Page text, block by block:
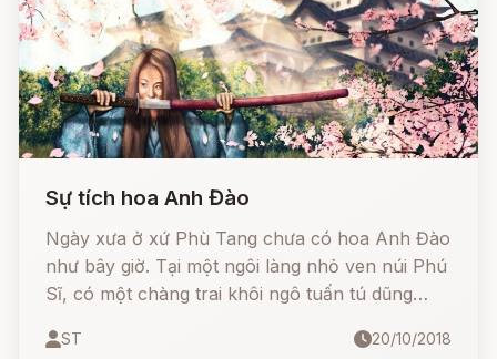
Sự tích hoa Anh Đào
Ngày xưa ở xứ Phù Tang chưa có hoa Anh Đào
như bây giờ. Tại một ngôi làng nhỏ ven núi Phú
Sĩ, có một chàng trai khôi ngô tuấn tú dũng
ST 20/10/2018